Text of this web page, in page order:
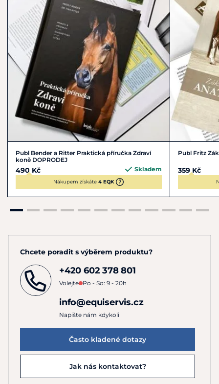
Publ Bender a Ritter Praktická příručka Zdraví
koně DOPRODEJ
490 Kč Skladem
Nákupem získáte4 EQK
Publ Fritz
359 Kč
Chcete poradit s výběrem produktu?
+420 602 378 801
Volejte Po - So: 9 - 20h
info@equiservis.cz
Napište nám kdykoli
Často kladené dotazy
Jak nás kontaktovat?